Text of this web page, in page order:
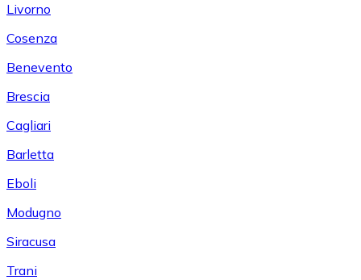
Livorno
Cosenza
Benevento
Brescia
Cagliari
Barletta
Eboli
Modugno
Siracusa
Trani